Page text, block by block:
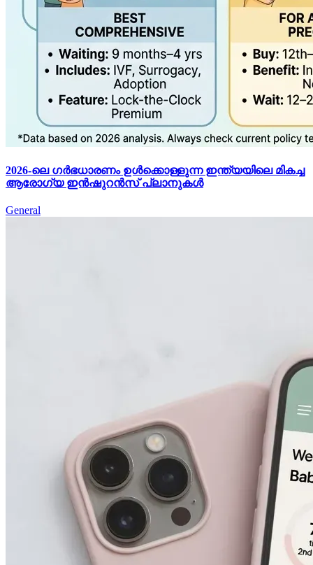
2026-ലെ ഗർഭധാരണം ഉൾക്കൊള്ളുന്ന ഇന്ത്യയിലെ മികച്ച
ആരോഗ്യ ഇൻഷുറൻസ് പ്ലാനുകൾ
General